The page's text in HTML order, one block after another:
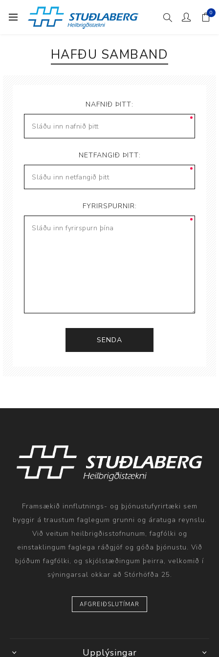
0
HAFÐU SAMBAND
NAFNIÐ ÞITT:
NETFANGIÐ ÞITT:
FYRIRSPURNIR:
Framsækið innflutnings- og þjónustufyrirtæki sem
byggir á traustum faglegum grunni og áratuga reynslu.
Við veitum heilbrigðisstofnunum, fagfólki og
einstaklingum faglega ráðgjöf og góða þjónustu. Við
bjóðum fagfólki, og skjólstæðingum þeirra, velkomið í
sýningarsal okkar að Stórhöfða 25.
AFGREIÐSLUTÍMAR
Upplýsingar